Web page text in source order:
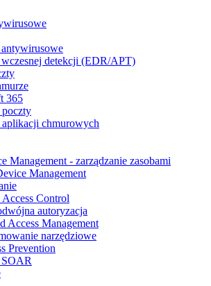
antywirusowe
wczesnej detekcji (EDR/APT)
365
aplikacji chmurowych
Management - zarządzanie zasobami
Management
Control
autoryzacja
Access Management
narzędziowe
Prevention